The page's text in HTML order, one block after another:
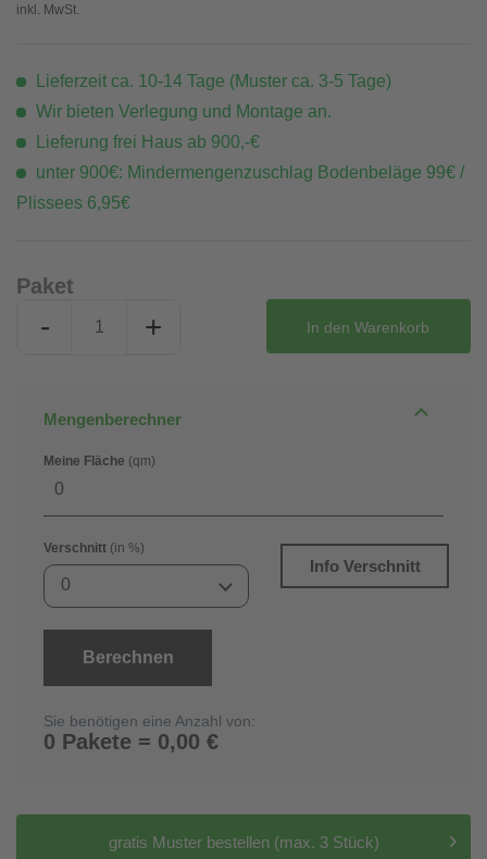
inkl. MwSt.
Lieferzeit ca. 10-14 Tage (Muster ca. 3-5 Tage)
Wir bieten Verlegung und Montage an.
Lieferung frei Haus ab 900,-€
unter 900€: Mindermengenzuschlag Bodenbeläge 99€ /
Plissees 6,95€
Paket
- + In den Warenkorb
Mengenberechner
Meine Fläche (qm)
Verschnitt (in %)
0
Info Verschnitt
Berechnen
Sie benötigen eine Anzahl von:
0 Pakete = 0,00 €
gratis Muster bestellen (max. 3 Stück)